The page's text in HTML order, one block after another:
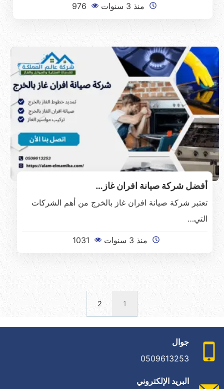
منذ 3 سنوات 976
أفضل شركة صيانة افران غاز…
تعتبر شركة صيانة افران غاز بالخرج من أهم الشركات
التي…
منذ 3 سنوات 1031
1
2
جوال
0509613253
البريد الإلكتروني